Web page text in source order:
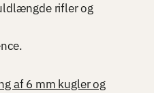
rifler og
af 6 mm kugler og